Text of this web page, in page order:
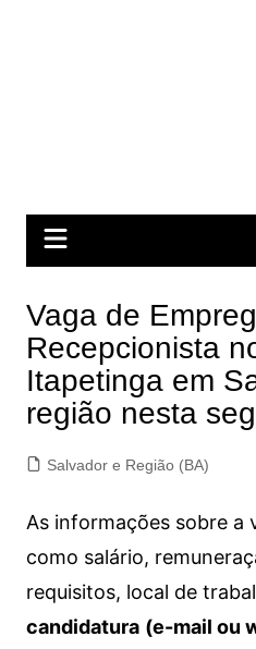
Vaga de
Recepcionista
Itapetinga em
região nesta
Salvador e Região (BA)
As informações sobre a
como salário,
requisitos, local de
candidatura (e-mail ou